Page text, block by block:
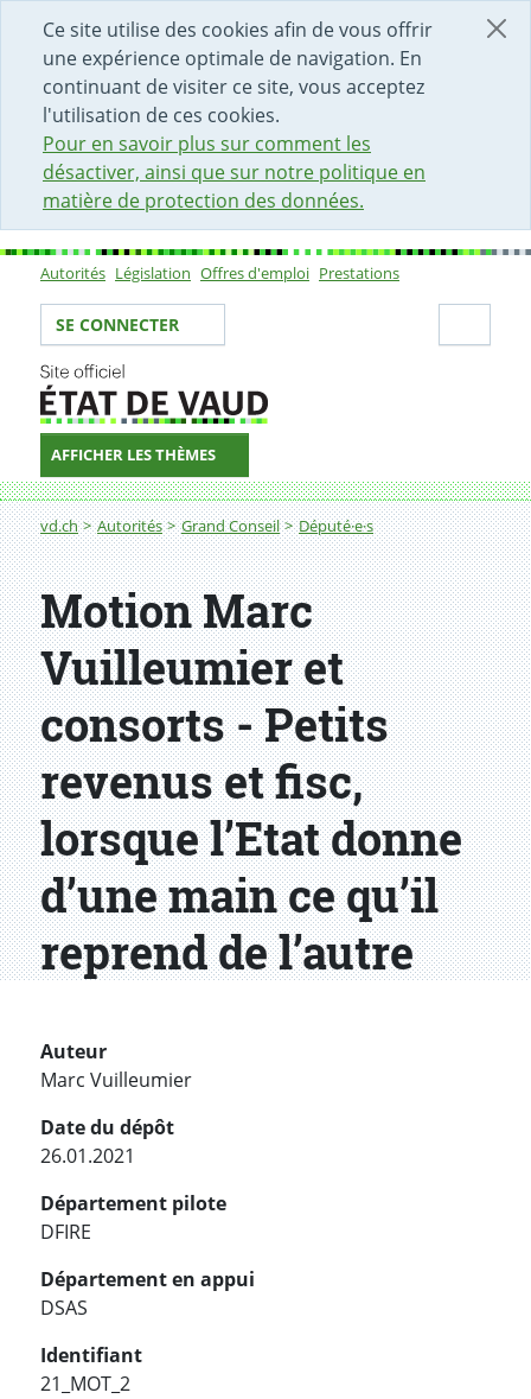
Ce site utilise des cookies afin de vous offrir
une expérience optimale de navigation. En
continuant de visiter ce site, vous acceptez
l'utilisation de ces cookies.
Pour en savoir plus sur comment les
désactiver, ainsi que sur notre politique en
matière de protection des données.
DÉBUT DU CONTENU DE LA PAGE
ACCÈS AU CHAMP DE RECHERCHE
PAGE D'ACCUEIL
FORMULAIRE DE CONTACT
Sous-navigation
Autorités Législation Offres d'emploi Prestations
Votre identité
SE CONNECTER
AFFICHER LES THÈMES
Fil d'Ariane
vd.ch Autorités Grand Conseil Député·e·s
Motion Marc
Vuilleumier et
consorts - Petits
revenus et fisc,
lorsque l’Etat donne
d’une main ce qu’il
reprend de l’autre
Auteur
Marc Vuilleumier
Date du dépôt
26.01.2021
Département pilote
DFIRE
Département en appui
DSAS
Identifiant
21_MOT_2